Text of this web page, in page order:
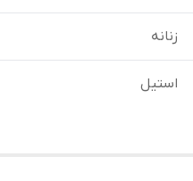
زنانه
استیل